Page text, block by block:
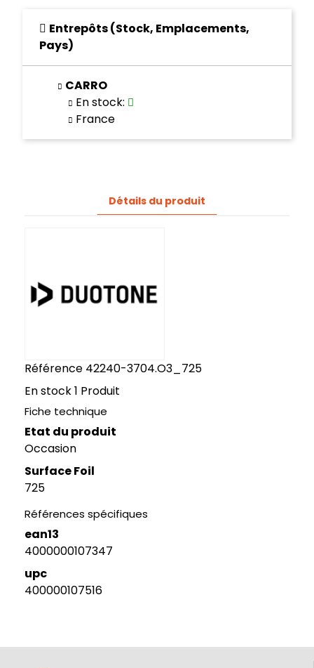
Entrepôts (Stock, Emplacements,
Pays)
CARRO
En stock:
France
Détails du produit
Référence 42240-3704.O3_725
En stock1 Produit
Fiche technique
Etat du produit
Occasion
Surface Foil
725
Références spécifiques
ean13
4000000107347
upc
400000107516